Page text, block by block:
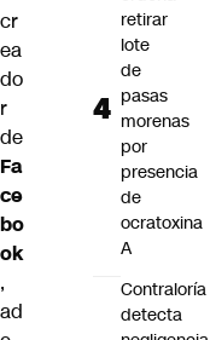
cr
ea
do
r
de
Fa
ce
bo
ok
,
ad
retirar
lote
de
pasas
morenas
por
presencia
de
ocratoxina
A
Contraloría
detecta